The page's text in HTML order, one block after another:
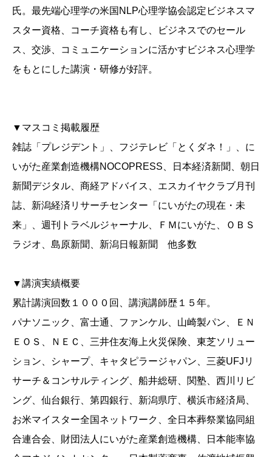
氏。最先端心理学の米国NLP心理学協会認定ビジネスマ
スター資格、コーチ資格も有し、ビジネスでのセール
ス、交渉、コミュニケーションに活かすビジネス心理学
をもとにした講演・研修が好評。
▼マスコミ掲載履歴
雑誌「プレジデント」、フジテレビ「とくダネ！」、に
いがた産業創造機構NOCOPRESS、日本経済新聞、朝日
新聞デジタル、商経アドバイス、エスカイヤクラブ月刊
誌、新潟経済リサーチセンター「にいがたの現在・未
来」、週刊トラベルジャーナル、ＦＭにいがた、ＯＢＳ
ラジオ、島原新聞、新潟日報新聞 他多数
▼講演実績概要
累計講演回数１０００回、講演講師歴１５年。
パナソニック、富士通、ファンケル、山崎製パン、ＥＮ
ＥＯＳ、ＮＥＣ、三井住友海上火災保険、東芝ソリュー
ション、シャープ、キャタピラージャパン、三菱UFJリ
サーチ＆コンサルティング、船井総研、関塾、西川リビ
ング、仙台銀行、第四銀行、新潟県庁、横浜市経済局、
お米マイスター全国ネットワーク、全日本葬祭業協同組
合連合会、財団法人にいがた産業創造機構、日本能率協